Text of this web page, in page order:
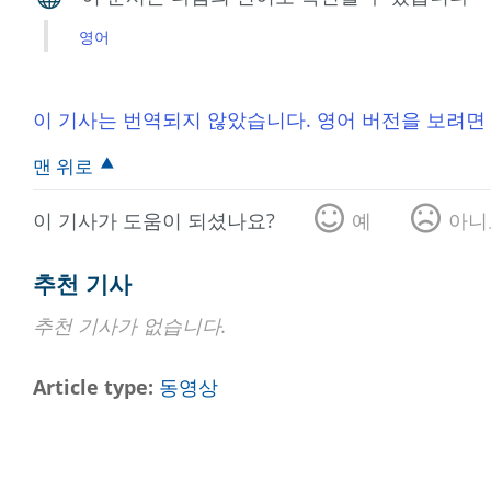
영어
이 기사는 번역되지 않았습니다. 영어 버전을 보려
맨 위로
이 기사가 도움이 되셨나요? 예 아
추천 기사
추천 기사가 없습니다.
Article type 동영상